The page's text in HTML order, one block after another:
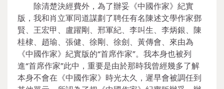
除清楚決經費外，為了辦妥《中國作家》紀實
版，我和肖立軍同道謀劃了聘任有名陳述文學作家鄧
賢、王宏甲、盧躍剛、邢軍紀、李叫生、李炳銀、陳
桂棣、趙瑜、張健、徐剛、徐劍、黃傳會、來由為
《中國作家》紀實版的“首席作家”。我本身也被列
進“首席作家”此中，重要是由於那時我曾經幾多了解
本身不會在《中國作家》時光太久，遲早會被調任到